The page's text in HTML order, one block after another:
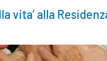
vita’ alla